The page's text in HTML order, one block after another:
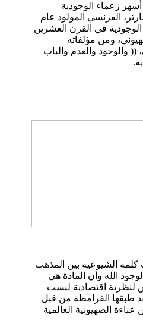
زعماء الوجودية
الفرنسي المولود عام
الوجودية في القرن العشرين
ومن مؤلفاته
والوجود والعدم والباب
الشيوعية بين المذهب
الله وأن المادة هي
اقتصادية ليست
طبقها القرامطة من قبل
الصهيونية العالمية